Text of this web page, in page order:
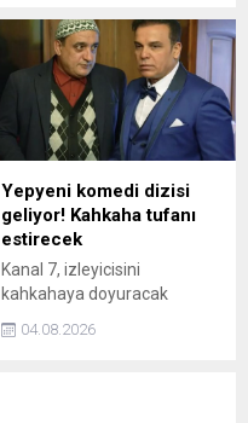
veya aşağılama" ve "Türk
milletini, Cumhuriyeti,
devletin kurum ve
kuruluşlarını aşağılama"
suçundan gözaltına alınan
öğrenci serbest bırakıldı.
Yepyeni komedi dizisi
geliyor! Kahkaha tufanı
estirecek
Kanal 7, izleyicisini
kahkahaya doyuracak
ekranlara getiriyor.
04.08.2026